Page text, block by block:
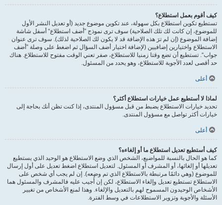
كيف أقوم بعمل استطلاع؟
تستطيع تكوين استطلاع بكل سهولة، عند تكوين موضوع جديد (أو تعديل النشر الأول
للموضوع، إن كانت لك تلك الصلاحية) سوف ترى نموذج ”أضف استطلاع“ أسفل شاشة
إضافة الموضوع (إن لم ترَ هذه الإضافة قد لا يكون لك الصلاحية لذلك). سوف ترى عنوان
الاستطلاع واختيارين إضافيين (لإضافة اختيار أضف السؤال ثم اضغط على وصلة ”أضف
جواب“. تستطيع أن تضع وقتا زمنيا للاستطلاع، صفر تعني الوقت مفتوح للاستطلاع. هناك
حد أقصى لعدد الأجوبة للاستطلاع، وهو يحدد من المسئول.
أعلى
لماذا لا أستطيع عمل خيارات استطلاع أكثر؟
تحديد خيارات الاستطلاع يضبط من قبل مسؤول المنتدى، إذا كنت تظن أنك بحاجة إلى
خيارات أكثر تواصل مع مسؤول المنتدى.
أعلى
كيف أستطيع تعديل استطلاع ما أو إلغاءه؟
كما هو الحال بالنسبة للمواضيع، الشخص الذي وضع الاستطلاع هو الوحيد الذي يستطيع
تعديلها أو إلغائها، أو المشرف أو المسئول. لتعديل استطلاع اضغط تعديل على أول إرسال
للموضوع (وهي دائمًا مرتبطة بالاستطلاع الذي تم وضعه). إن لم يجب أي شخص على
الاستطلاع تستطيع تعديل وإلغاء الاستطلاع، لكن إن أُجيب عليه فالمشرف والمسئول هما
الأشخاص الوحيدون المسموح لهم بالتعديل والإلغاء. وهذا لمنع الأشخاص من تغيير
الأسئلة والأجوبة وتزوير الاستطلاعات في وسط الفترة.